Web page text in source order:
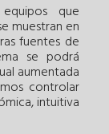
que
muestran en
fuentes de
se podrá
aumentada
controlar
intuitiva